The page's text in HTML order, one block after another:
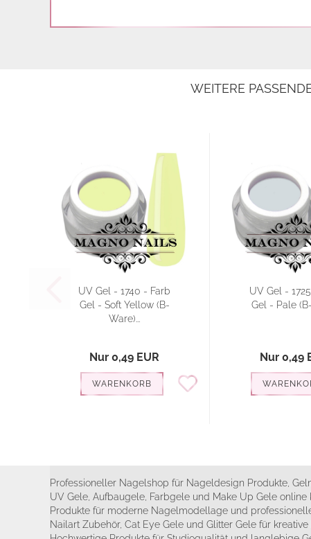
WEITERE
UV Gel - 1740 - Farb
Gel - Soft Yellow (B-
Ware)...
Nur 0,49 EUR
WARENKORB
UV Gel -
Gel - Pale
Nur 0,49
Professioneller Nagelshop für Nageldesign Produkte,
UV Gele, Aufbaugele, Farbgele und Make Up Gele online
Produkte für moderne Nagelmodellage und
Nailart Zubehör, Cat Eye Gele und Glitter Gele für kreative